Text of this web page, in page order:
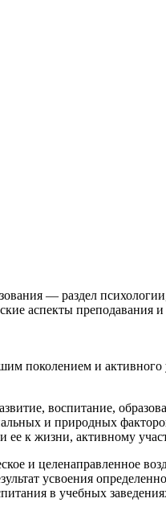
— раздел
аспекты
поколением и
воспитание,
и природных
к жизни, активному
и целенаправленное
усвоения
в учебных